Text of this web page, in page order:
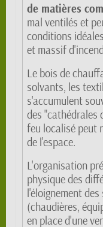
de matières
mal ventilés et
conditions
et massif
Le bois de
solvants, les
s'accumulent
des "cathédrales
feu localisé peut
de l'espace.
L'organisation
physique des
l'éloignement
(chaudières,
en place d'une